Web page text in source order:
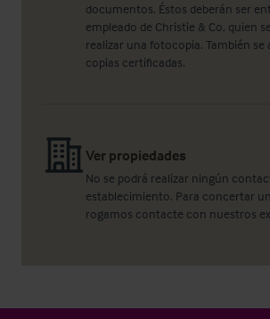
documentos. Éstos deberán ser
empleado de Christie & Co, quien
realizar una fotocopia. También se
copias certificadas.
Ver propiedades
No se podrá realizar ningún
establecimiento. Para concertar
rogamos contacte con nuestros